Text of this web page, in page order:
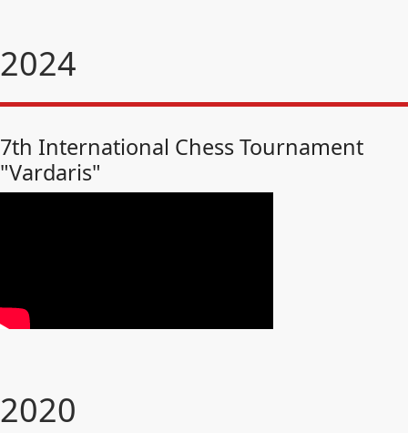
2024
7th International Chess Tournament
"Vardaris"
2020